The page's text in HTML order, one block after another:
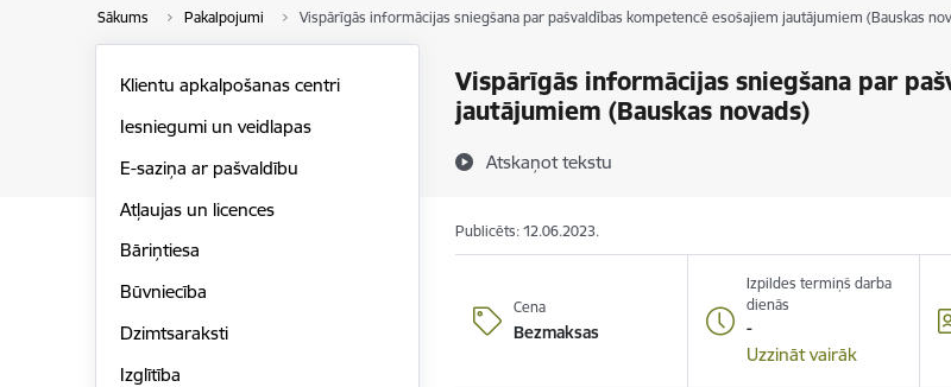
Sākums Pakalpojumi Vispārīgās informācijas sniegšana par pašvaldības kompetencē esošajiem jautājumiem (Bauskas
Vispārīgās informācijas sniegšana par
jautājumiem (Bauskas novads)
Atskaņot tekstu
Klientu apkalpošanas centri
Iesniegumi un veidlapas
E-saziņa ar pašvaldību
Atļaujas un licences
Bāriņtiesa
Būvniecība
Dzimtsaraksti
Izglītība
Publicēts: 12.06.2023.
Cena
Bezmaksas
Izpildes termiņš darba
dienās
-
Uzzināt vairāk